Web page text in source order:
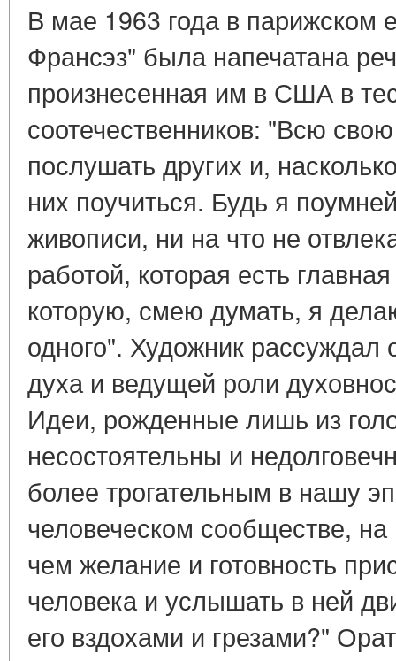
В мае 1963 года в парижском
Франсэз" была напечатана
произнесенная им в США в
соотечественников: "Всю
послушать других и,
них поучиться. Будь я
живописи, ни на что не
работой, которая есть
которую, смею думать, я
одного". Художник рассуждал
духа и ведущей роли
Идеи, рожденные лишь из
несостоятельны и
более трогательным в нашу
человеческом сообществе,
чем желание и готовность
человека и услышать в ней
его вздохами и грезами?"